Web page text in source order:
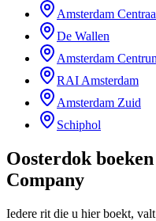
Amsterdam
De Wallen
Amsterdam
RAI Amsterdam
Amsterdam Zuid
Schiphol
Oosterdok
Company
Iedere rit die u hier boekt,